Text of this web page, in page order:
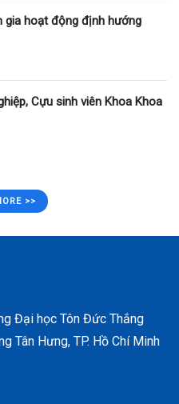
gia hoạt động định hướng
Cựu sinh viên Khoa Khoa
>>
Đại học Tôn Đức Thắng
Tân Hưng, TP. Hồ Chí Minh